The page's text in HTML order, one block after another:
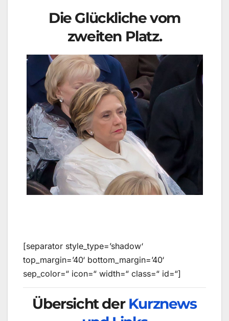
Die Glückliche vom
zweiten Platz.
[separator style_type=’shadow‘
top_margin=’40‘ bottom_margin=’40‘
sep_color=“ icon=“ width=“ class=“ id=“]
Übersicht der Kurznews